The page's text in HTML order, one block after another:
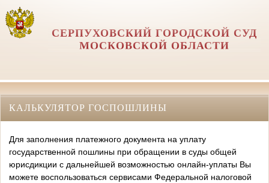
СЕРПУХОВСКИЙ ГОРОДСКОЙ СУД
МОСКОВСКОЙ ОБЛАСТИ
КАЛЬКУЛЯТОР ГОСПОШЛИНЫ
Для заполнения платежного документа на уплату
государственной пошлины при обращении в суды общей
юрисдикции с дальнейшей возможностью онлайн-уплаты Вы
можете воспользоваться сервисами Федеральной налоговой